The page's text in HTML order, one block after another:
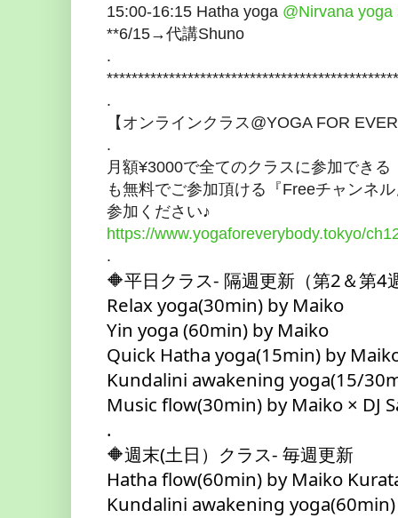
15:00-16:15 Hatha yoga @Nirvana yoga
**6/15→代講Shuno
.
***********************************************
.
【オンラインクラス@YOGA FOR
.
月額¥3000で全てのクラスに参加でき
も無料でご参加頂ける『Freeチャンネ
参加ください♪
https://www.yogaforeverybody.tokyo/
.
🔶平日クラス- 隔週更新（第2＆第4
Relax yoga(30min) by Maiko
Yin yoga (60min) by Maiko
Quick Hatha yoga(15min) by
Kundalini awakening yoga(15/
Music flow(30min) by Maiko ×
.
🔶週末(土日）クラス- 毎週更新
Hatha flow(60min) by Maiko
Kundalini awakening